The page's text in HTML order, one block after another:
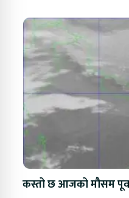
कस्तो छ आजको मौसम